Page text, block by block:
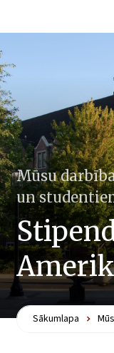
Mūsu
un
Sākumlapa